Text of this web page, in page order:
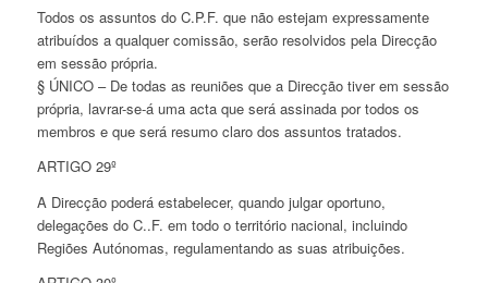
Todos os assuntos do C.P.F. que não estejam expressamente
atribuídos a qualquer comissão, serão resolvidos pela Direcção
em sessão própria.
§ ÚNICO – De todas as reuniões que a Direcção tiver em sessão
própria, lavrar-se-á uma acta que será assinada por todos os
membros e que será resumo claro dos assuntos tratados.
ARTIGO 29º
A Direcção poderá estabelecer, quando julgar oportuno,
delegações do C..F. em todo o território nacional, incluindo
Regiões Autónomas, regulamentando as suas atribuições.